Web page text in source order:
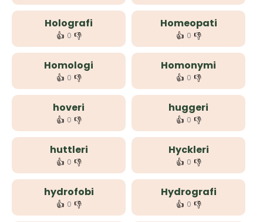
Holografi
👍 0 👎
Homeopati
👍 0 👎
Homologi
👍 0 👎
Homonymi
👍 0 👎
hoveri
👍 0 👎
huggeri
👍 0 👎
huttleri
👍 0 👎
Hyckleri
👍 0 👎
hydrofobi
👍 0 👎
Hydrografi
👍 0 👎